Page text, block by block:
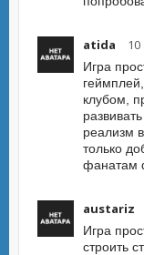
atida 10
Игра
клубом,
реализм
только
фанатам
austariz
Игра
строить